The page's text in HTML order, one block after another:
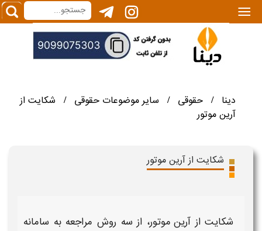
|||
دینا / حقوقی / سایر موضوعات حقوقی /
شکایت از
آرین موتور
شکایت از آرین موتور
شکایت از آرین موتور، از سه روش مراجعه به سامانه